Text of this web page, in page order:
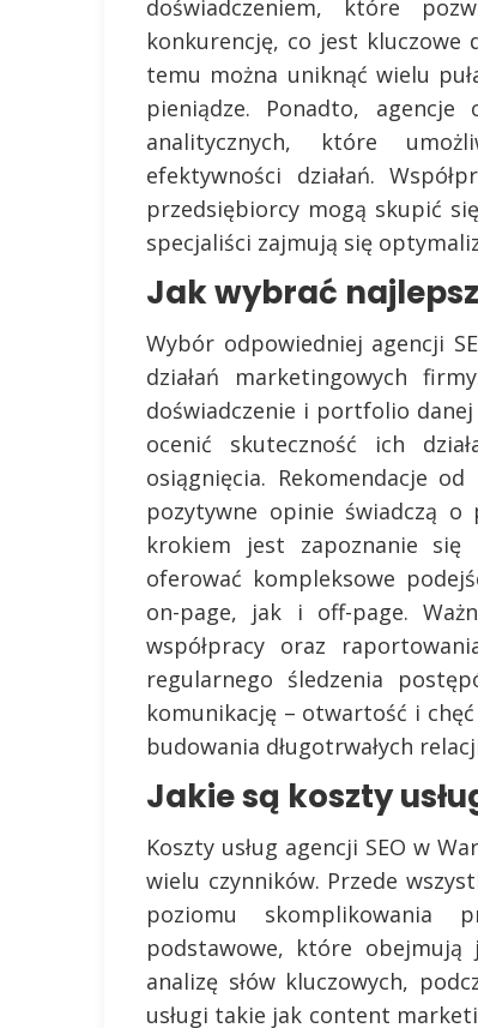
doświadczeniem, które
konkurencję, co jest kluczowe
temu można uniknąć wielu
pieniądze. Ponadto, agencje
analitycznych, które
efektywności działań.
przedsiębiorcy mogą skupić
specjaliści zajmują się
Jak wybrać
Wybór odpowiedniej agencji
działań marketingowych
doświadczenie i portfolio
ocenić skuteczność ich
osiągnięcia. Rekomendacje
pozytywne opinie świadczą o
krokiem jest zapoznanie
oferować kompleksowe
on-page, jak i off-page.
współpracy oraz
regularnego śledzenia
komunikację – otwartość i
budowania długotrwałych
Jakie są koszty
Koszty usług agencji SEO w
wielu czynników. Przede
poziomu skomplikowania
podstawowe, które obejmują
analizę słów kluczowych,
usługi takie jak content